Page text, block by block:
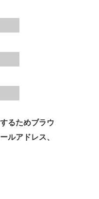
るためブラウ
ルアドレス、